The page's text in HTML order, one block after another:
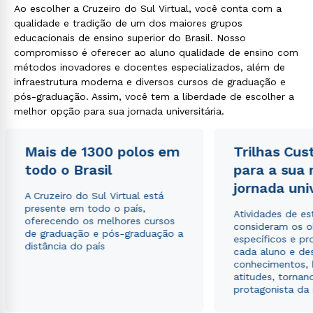
Ao escolher a Cruzeiro do Sul Virtual, você conta com a
qualidade e tradição de um dos maiores grupos
educacionais de ensino superior do Brasil. Nosso
compromisso é oferecer ao aluno qualidade de ensino com
métodos inovadores e docentes especializados, além de
infraestrutura moderna e diversos cursos de graduação e
pós-graduação. Assim, você tem a liberdade de escolher a
melhor opção para sua jornada universitária.
Mais de 1300 polos em
todo o Brasil
A Cruzeiro do Sul Virtual está
presente em todo o país,
oferecendo os melhores cursos
de graduação e pós-graduação a
distância do país
Trilhas
para a sua
jornada
Atividades de
consideram os
específicos e
cada aluno e
conhecimentos,
atitudes,
protagonista da
ou
Política de Privacidade.e
autorizo que meus dados sejam utilizados para o